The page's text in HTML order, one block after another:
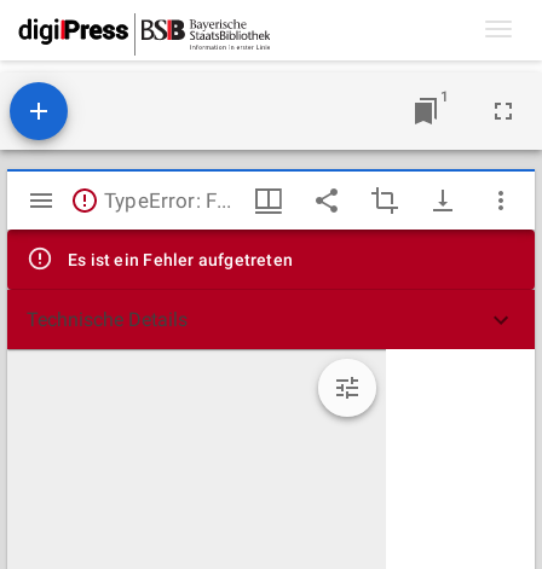
1
Mirador
Viewer
TypeError: Failed to fetch
Es ist ein Fehler aufgetreten
Technische Details